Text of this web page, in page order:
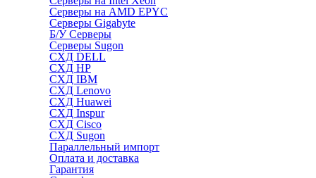
Серверы на AMD EPYC
Серверы Gigabyte
Б/У Серверы
Серверы Sugon
СХД DELL
СХД HP
СХД IBM
СХД Lenovo
СХД Huawei
СХД Inspur
СХД Cisco
СХД Sugon
Параллельный импорт
Оплата и доставка
Гарантия